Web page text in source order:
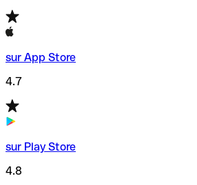
sur App Store
4.7
sur Play Store
4.8